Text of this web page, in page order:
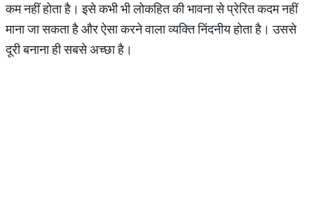
कम नहीं होता है। इसे कभी भी लोकहित की भावना से प्रेरित कदम नहीं
माना जा सकता है और ऐसा करने वाला व्यक्ति निंदनीय होता है। उससे
दूरी बनाना ही सबसे अच्छा है।